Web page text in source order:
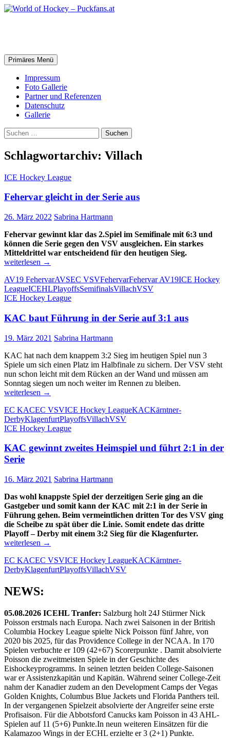
Zum
Suchen
Primäres Menü
Impressum
Foto Gallerie
Partner und Referenzen
Datenschutz
Gallerie
Suchen
nach:
Schlagwortarchiv: Villach
ICE Hockey League
Fehervar gleicht in der Serie aus
26. März 2022 Sabrina Hartmann
Fehervar gewinnt klar das 2.Spiel im Semifinale mit 6:3 und
können die Serie gegen den VSV ausgleichen. Ein starkes
Mitteldrittel war entscheidend für den heutigen Sieg.
Fehervar
in
der
Serie
weiterlesen →
AV19 FehervarAVSEC VSVFehervarFehervar AV19ICE Hockey
LeagueICEHLPlayoffsSemifinalsVillachVSV
ICE Hockey League
KAC baut Führung in der Serie auf 3:1 aus
19. März 2021 Sabrina Hartmann
KAC hat nach dem knappem 3:2 Sieg im heutigen Spiel nun 3
Spiele um sich einen Platz im Halbfinale zu sichern. Der VSV steht
nun schon leicht mit dem Rücken an der Wand und müssen am
Sonntag siegen um noch weiter im Rennen zu bleiben.
KAC
Führung
in
der
auf
3:1
aus
weiterlesen →
EC KACEC VSVICE Hockey LeagueKACKärntner-
DerbyKlagenfurtPlayoffsVillachVSV
ICE Hockey League
KAC gewinnt zweites Heimspiel und führt 2:1 in der
Serie
16. März 2021 Sabrina Hartmann
Das wohl knappste Spiel der derzeitigen Serie ging an die
Gastgeber und somit kann der KAC mit 2:1 in der Serie in
Führung gehen. Beim vermeintlichen dritten Tor des VSV ging
die Scheibe zu spät über die Linie. Somit endete das dritte
Playoff – Derby mit einem 3:2 Sieg für die Klagenfurter.
KAC
zweites
Heimspiel
führt
2:1
der
Serie
weiterlesen →
EC KACEC VSVICE Hockey LeagueKACKärntner-
DerbyKlagenfurtPlayoffsVillachVSV
NEWS:
05.08.2026 ICEHL Tranfer: Salzburg holt 24J Stürmer Nick
Poisson erstmals nach Europa. Nach zwei Saisonen in der British
Columbia Hockey League spielte Nick Poisson fünf Jahre, von
2020 bis 2025, für das Providence College in der NCAA. In 170
Spielen verbuchte er 109 (42+67) Scorerpunkte . Damit absolvierte
Poisson die zweitmeisten Spiele in der Geschichte des
Eishockeyprogramms. In seinen letzten beiden College-Saisonen
war er Assistenzkapitän und Kapitän. Während seiner College-Zeit
nahm der Kanadier zudem an den Development Camps der Vegas
Golden Knights, Columbus Blue Jackets und Florida Panthers teil.
In der vergangenen Spielzeit absolvierte der Angreifer seine erste
Profisaison. Für die Abbotsford Canucks kam Poisson in 43 AHL-
Spielen auf 11 (5+6) Punkte.In neun weiteren Einsätzen für die
Kalamazoo Wings in der ECHL erzielte er 3 (2+1) Punkte.